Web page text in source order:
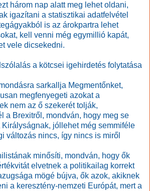
három nap alatt meg lehet oldani,
igazítani a statisztikai adatfelvétel
is az árokpartra lehet
kell venni még egymillió kapát,
vele dicsekedni.
a kötcsei igehirdetés folytatása
sarkallja Megmentőnket,
megfenyegeti azokat a
nem az ő szekerét tolják,
a Brexitről, mondván, hogy meg se
Királyságnak, jóllehet még semmiféle
változás nincs, így nincs is miről
minősíti, mondván, hogy ők
elvetnek a politikailag korrekt
mögé bújva, ők azok, akiknek
a keresztény-nemzeti Európát, mert a